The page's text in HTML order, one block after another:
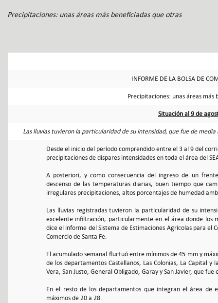
Precipitaciones: unas áreas más beneficiadas que otras
INFORME DE LA BOLSA DE
Precipitaciones: unas áreas más
Situación al 9 de
Las lluvias tuvieron la particularidad de su intensidad, que fue de
Desde el inicio del período comprendido entre el 3 al 9 del
precipitaciones de dispares intensidades en toda el área del
A posteriori, y como consecuencia del ingreso de un
descenso de las temperaturas diarias, buen tiempo que
irregulares precipitaciones, altos porcentajes de humedad
Las lluvias registradas tuvieron la particularidad de su
excelente infiltración, particularmente en el área donde los
dice el informe del Sistema de Estimaciones Agrícolas para el
Comercio de Santa Fe.
El acumulado semanal fluctuó entre mínimos de 45 mm y
de los departamentos Castellanos, Las Colonias, La Capital
Vera, San Justo, General Obligado, Garay y San Javier, que
En el resto de los departamentos que integran el área de
máximos de 20 a 28.